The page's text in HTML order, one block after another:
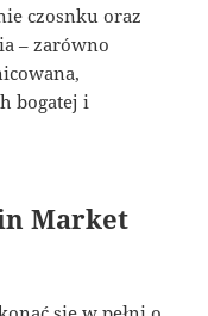
czosnku oraz
– zarówno
bogatej i
Market